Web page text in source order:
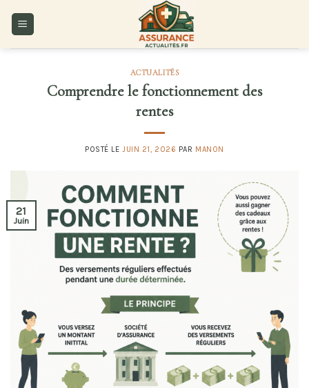
ACTUALITÉS
Comprendre le fonctionnement des
rentes
POSTÉ LEJUIN 21, 2026 PAR MANON
21
Juin